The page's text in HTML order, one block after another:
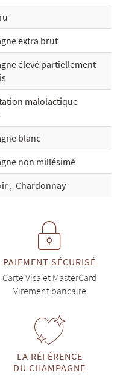
extra brut
élevé partiellement
malolactique
blanc
non millésimé
, Chardonnay
PAIEMENT SÉCURISÉ
Carte Visa et MasterCard
Virement bancaire
LA RÉFÉRENCE
DU CHAMPAGNE